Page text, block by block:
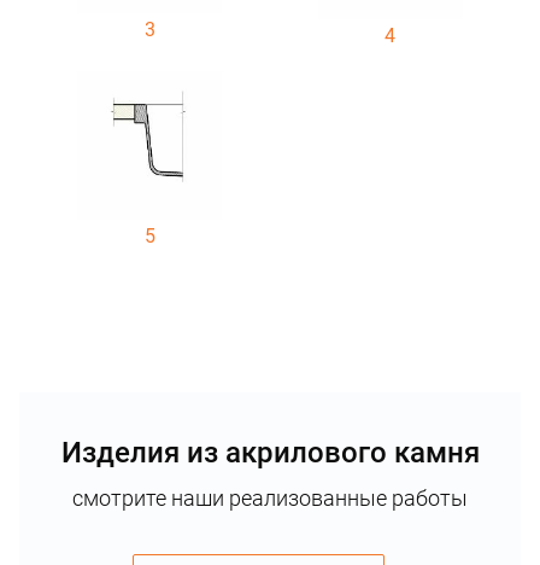
3 4
5
Изделия из акрилового камня
смотрите наши реализованные работы